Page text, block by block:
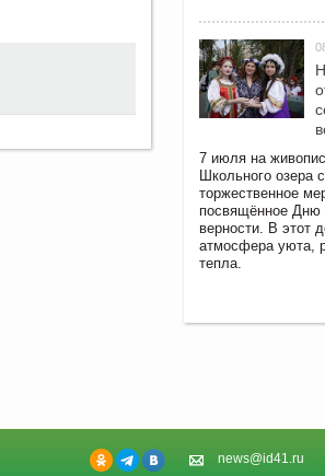
7 июля на
Школьного озера
торжественное
посвящённое
верности. В этот
атмосфера уюта,
тепла.
news@id41.ru